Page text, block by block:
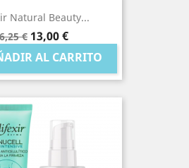
Natural Beauty...
€ Precio
13,00 €
AL CARRITO